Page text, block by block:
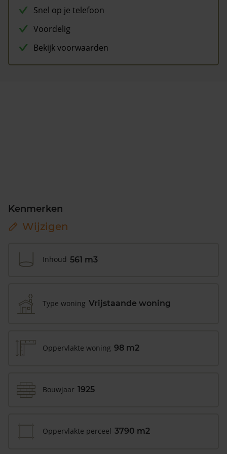
Snel op je telefoon
Voordelig
Bekijk voorwaarden
Kenmerken
Wijzigen
Inhoud 561 m3
Type woning Vrijstaande woning
Oppervlakte woning 98 m2
Bouwjaar 1925
Oppervlakte perceel 3790 m2